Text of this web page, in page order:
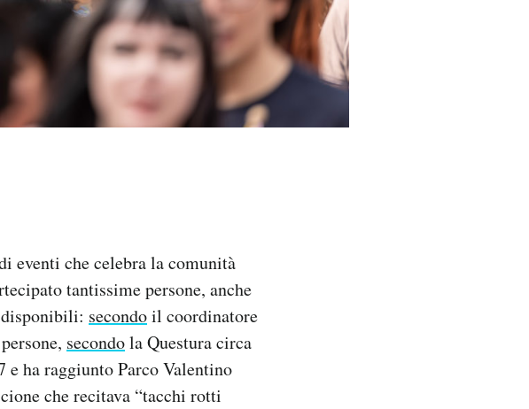
eventi che celebra la comunità
tantissime persone, anche
disponibili: secondoil coordinatore
secondola Questura circa
ha raggiunto Parco Valentino
che recitava “tacchi rotti